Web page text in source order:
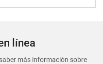
línea
más información sobre